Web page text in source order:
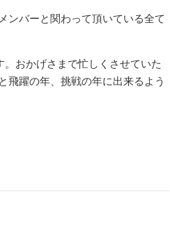
ンバーと関わって頂いている全て
おかげさまで忙しくさせていた
飛躍の年、挑戦の年に出来るよう
カビ処理施工